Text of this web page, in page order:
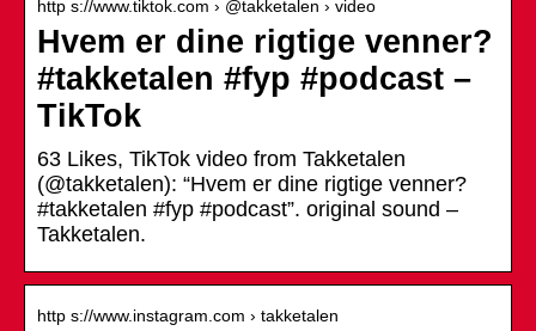
http s://www.tiktok.com › @takketalen › video
Hvem er dine rigtige venner?
#takketalen #fyp #podcast –
TikTok
63 Likes, TikTok video from Takketalen
(@takketalen): “Hvem er dine rigtige venner?
#takketalen #fyp #podcast”. original sound –
Takketalen.
http s://www.instagram.com › takketalen